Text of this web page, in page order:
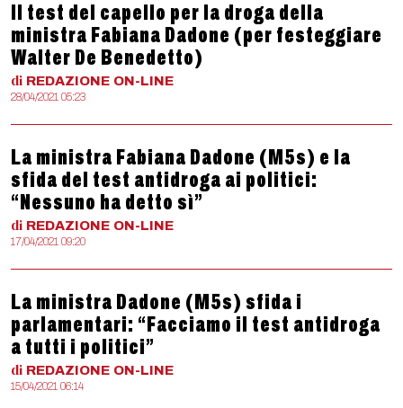
Il test del capello per la droga della
ministra Fabiana Dadone (per festeggiare
Walter De Benedetto)
di REDAZIONE ON-LINE
28/04/2021 05:23
La ministra Fabiana Dadone (M5s) e la
sfida del test antidroga ai politici:
“Nessuno ha detto sì”
di REDAZIONE ON-LINE
17/04/2021 09:20
La ministra Dadone (M5s) sfida i
parlamentari: “Facciamo il test antidroga
a tutti i politici”
di REDAZIONE ON-LINE
15/04/2021 06:14